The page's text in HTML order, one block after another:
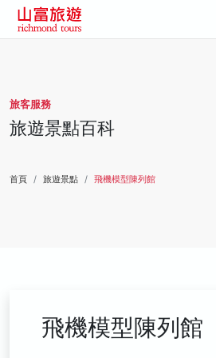
旅客服務
旅遊景點百科
首頁 旅遊景點 飛機模型陳列館
飛機模型陳列館